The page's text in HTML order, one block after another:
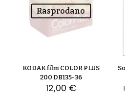
Rasprodano
KODAK film COLOR PLUS
200 DB135-36
12,00 €